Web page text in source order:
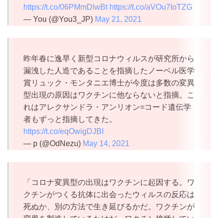
https://t.co/06PMmDlwBt https://t.co/aVOu7IoTZG
— You (@You3_JP) May 21, 2021
昨年春に逸早く新型コロナウィルスが研究所から
漏洩した人造であることを指摘したノーベル医学
賞リュック・モンタニエ博士が今度は多数の変異
型出現の原因はワクチンに他ならないと指摘。こ
れはアレクサンドラ・アンリオン=コード遺伝学
者もずっと指摘してきた。
https://t.co/eqOwigDJBI
— p (@OdNezu) May 14, 2021
「コロナ変異型の出現はワクチンに起因する。ワ
クチンがつくる抗体に出会ったウィルスの反応は
死ぬか、別の方法で生き延びるかだ。ワクチンが